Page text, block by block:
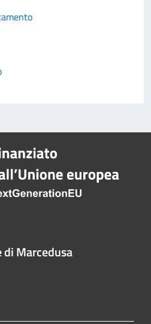
di Marcedusa